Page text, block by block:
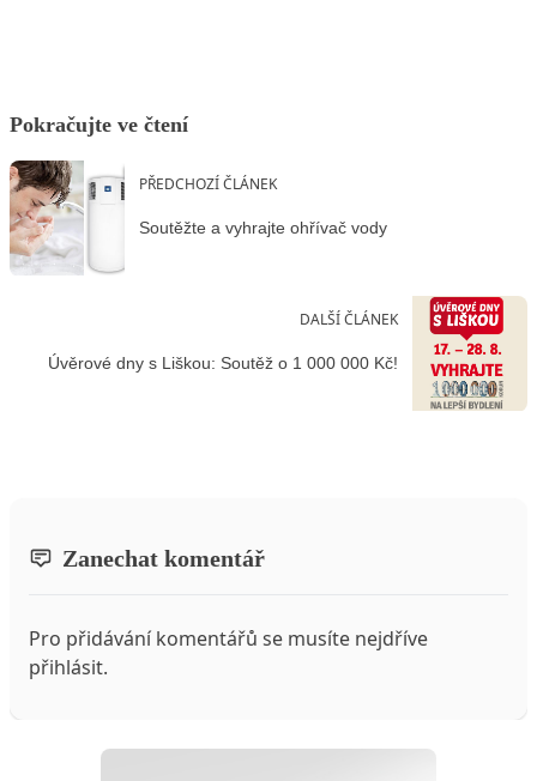
Pokračujte ve čtení
PŘEDCHOZÍ ČLÁNEK
Soutěžte a vyhrajte ohřívač vody
DALŠÍ ČLÁNEK
Úvěrové dny s Liškou: Soutěž o 1 000 000 Kč!
Zanechat komentář
Pro přidávání komentářů se musíte nejdříve
přihlásit.